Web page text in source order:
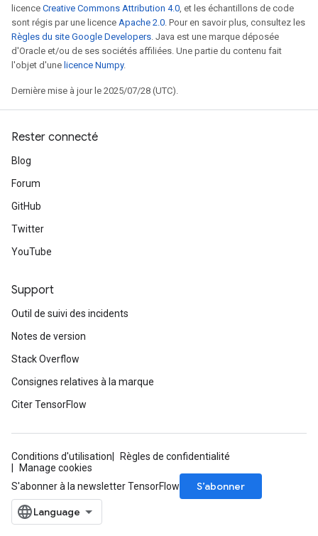
licence Creative Commons Attribution 4.0, et les échantillons de code
sont régis par une licence Apache 2.0. Pour en savoir plus, consultez les
Règles du site Google Developers. Java est une marque déposée
d'Oracle et/ou de ses sociétés affiliées. Une partie du contenu fait
l'objet d'une licence Numpy.
Dernière mise à jour le 2025/07/28 (UTC).
Rester connecté
Blog
Forum
GitHub
Twitter
YouTube
Support
Outil de suivi des incidents
Notes de version
Stack Overflow
Consignes relatives à la marque
Citer TensorFlow
Conditions d'utilisation
Règles de confidentialité
Manage cookies
S'abonner à la newsletter TensorFlow
S’abonner